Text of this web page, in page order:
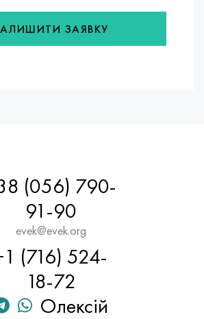
ЗАЯВКУ
(056) 790-
91-90
evek@evek.org
(716) 524-
18-72
Олексій